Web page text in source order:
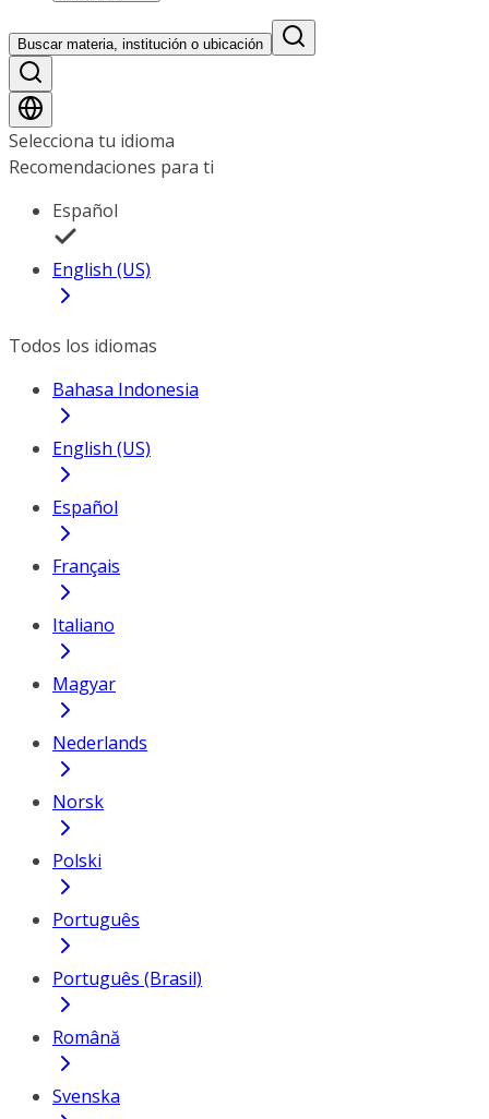
Buscar materia, institución o ubicación
Selecciona tu idioma
Recomendaciones para ti
Español
English (US)
Todos los idiomas
Bahasa Indonesia
English (US)
Español
Français
Italiano
Magyar
Nederlands
Norsk
Polski
Português
Português (Brasil)
Română
Svenska